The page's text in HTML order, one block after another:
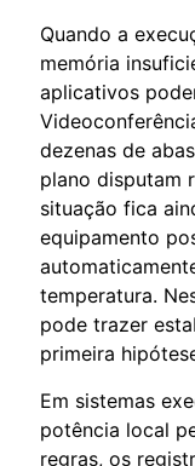
Quando a
memória
aplicativos
dezenas de
plano disputam
situação fica
equipamento
temperatura.
pode trazer
primeira
Em sistemas
potência local
regras, os